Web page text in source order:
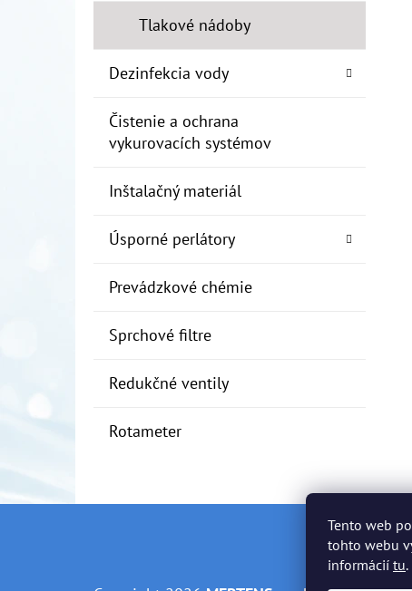
Tento web
tohto webu
informácií tu.
Tlakové nádoby
Dezinfekcia vody
Čistenie a ochrana
vykurovacích systémov
Inštalačný materiál
Úsporné perlátory
Prevádzkové chémie
Sprchové filtre
Redukčné ventily
Rotameter